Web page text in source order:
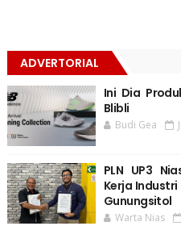
ADVERTORIAL
Ini Dia
Blibli
Budi Gea
PLN UP3
Kerja Industri
Gunungsitol
Warta Nias